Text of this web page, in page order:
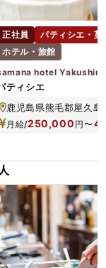
正社員
パティシエ・菓
ホテル・旅館
hotel
ティシエ
月給/250,000 円〜